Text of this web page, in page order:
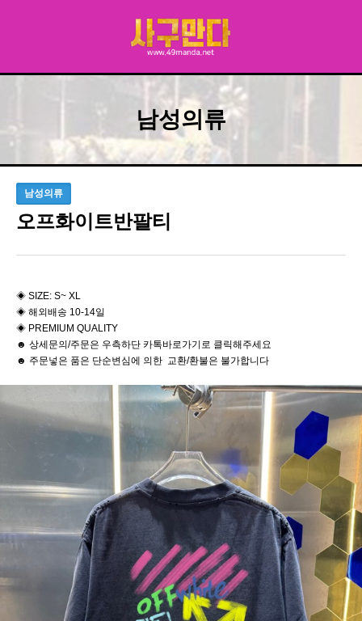
남성의류
남성의류
오프화이트반팔티
◈ SIZE: S~ XL
◈ 해외배송 10-14일
◈ PREMIUM QUALITY
☻ 상세문의/주문은 우측하단 카톡바로가기로 클릭해주세요
☻ 주문넣은 품은 단순변심에 의한 교환/환불은 불가합니다